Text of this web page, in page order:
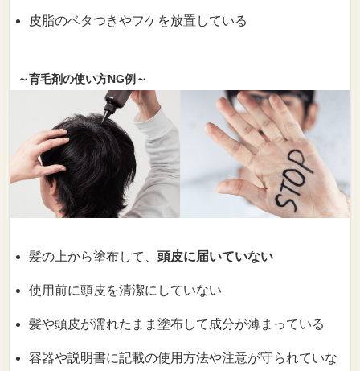
皮脂のベタつきやフケを放置している
～育毛剤の使い方NG例～
髪の上から塗布して、頭皮に届いていない
使用前に頭皮を清潔にしていない
髪や頭皮が濡れたまま塗布して成分が薄まっている
容器や説明書に記載の使用方法や注意が守られていな